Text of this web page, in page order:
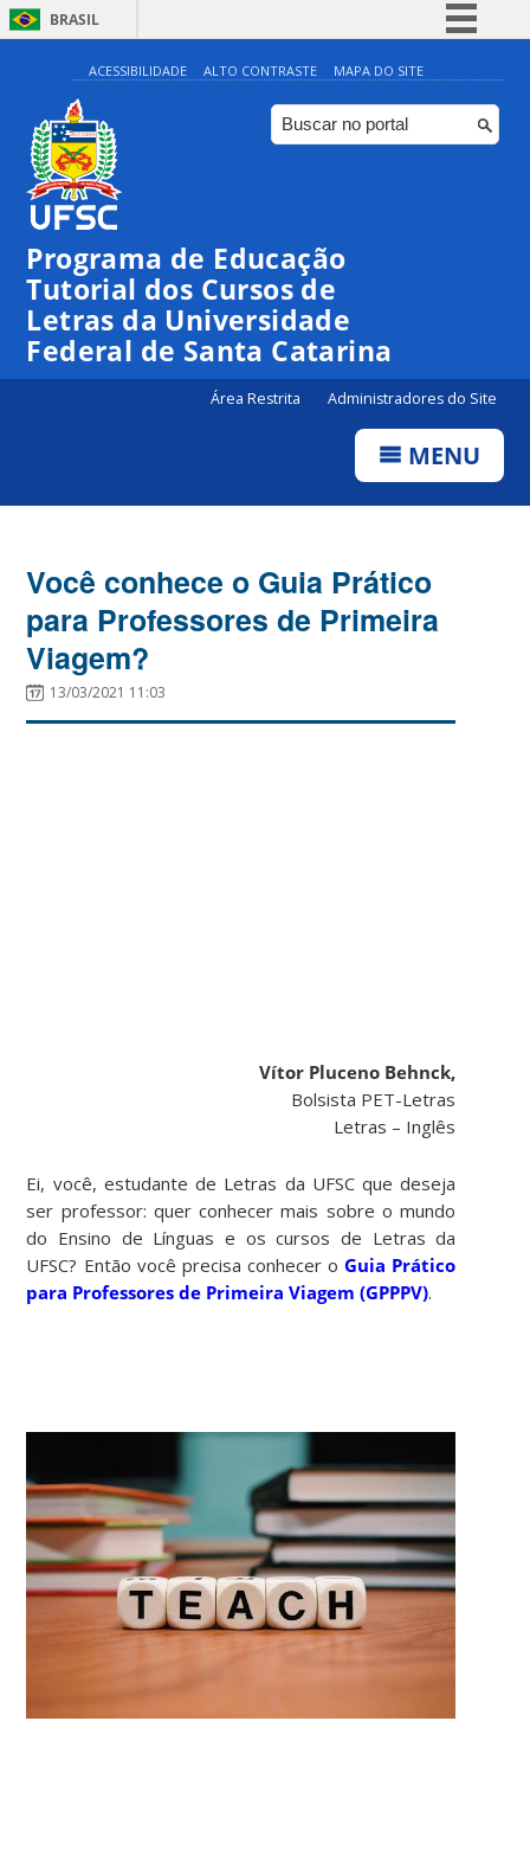
BRASIL
Simplifique!
Comunica BR
Participe
ACESSIBILIDADE ALTO CONTRASTE MAPA DO SITE
Programa de Educação
Tutorial dos Cursos de
Letras da Universidade
Federal de Santa Catarina
Área Restrita Administradores do Site
MENU
Você conhece o Guia Prático
para Professores de Primeira
Viagem?
13/03/2021 11:03
Vítor Pluceno Behnck,
Bolsista PET-Letras
Letras – Inglês
Ei, você, estudante de Letras da UFSC que deseja
ser professor: quer conhecer mais sobre o mundo
do Ensino de Línguas e os cursos de Letras da
UFSC? Então você precisa conhecer oGuia Prático
para Professores de Primeira Viagem (GPPPV).